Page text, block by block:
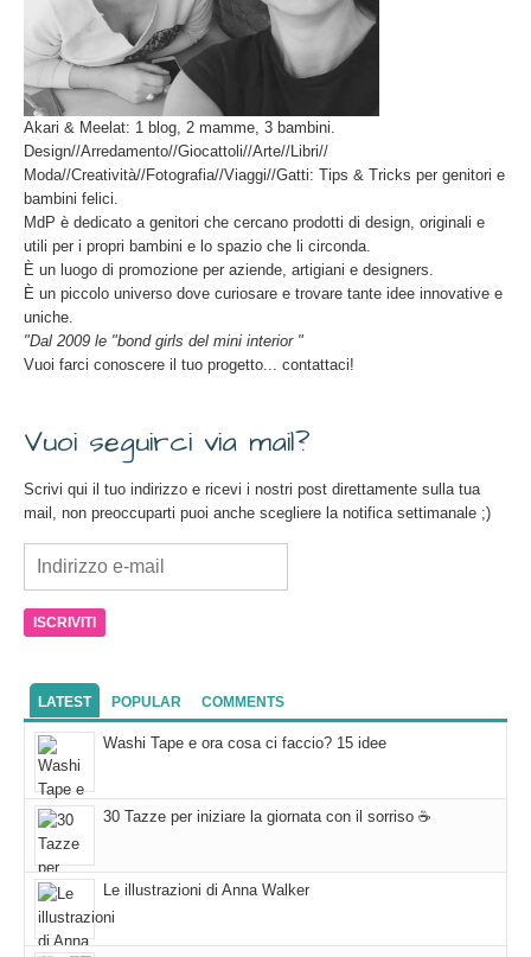
Akari & Meelat: 1 blog, 2 mamme, 3 bambini.
Design//Arredamento//Giocattoli//Arte//Libri//
Moda//Creatività//Fotografia//Viaggi//Gatti: Tips & Tricks per genitori e
bambini felici.
MdP è dedicato a genitori che cercano prodotti di design, originali e
utili per i propri bambini e lo spazio che li circonda.
È un luogo di promozione per aziende, artigiani e designers.
È un piccolo universo dove curiosare e trovare tante idee innovative e
uniche.
"Dal 2009 le "bond girls del mini interior "
Vuoi farci conoscere il tuo progetto... contattaci!
Vuoi seguirci via mail?
Scrivi qui il tuo indirizzo e ricevi i nostri post direttamente sulla tua
mail, non preoccuparti puoi anche scegliere la notifica settimanale ;)
Indirizzo
LATEST POPULAR COMMENTS
Washi Tape e ora cosa ci faccio? 15 idee
30 Tazze per iniziare la giornata con il sorriso ☕
Le illustrazioni di Anna Walker